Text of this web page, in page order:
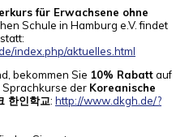
für Erwachsene ohne
Schule in Hamburg e.V. findet
statt:
index.php/aktuelles.html
bekommen Sie 10% Rabattauf
der Koreanische
한인학교: http://www.dkgh.de/?